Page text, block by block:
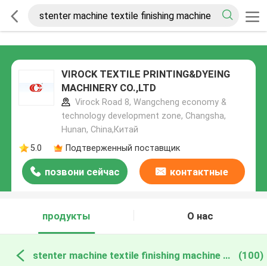
VIROCK TEXTILE PRINTING&DYEING
MACHINERY CO.,LTD
Virock Road 8, Wangcheng economy &
technology development zone, Changsha,
Hunan, China,Китай
5.0
Подтверженный поставщик
позвони сейчас контактные
продукты
О нас
stenter machine textile finishing machine онлайн производство (100)